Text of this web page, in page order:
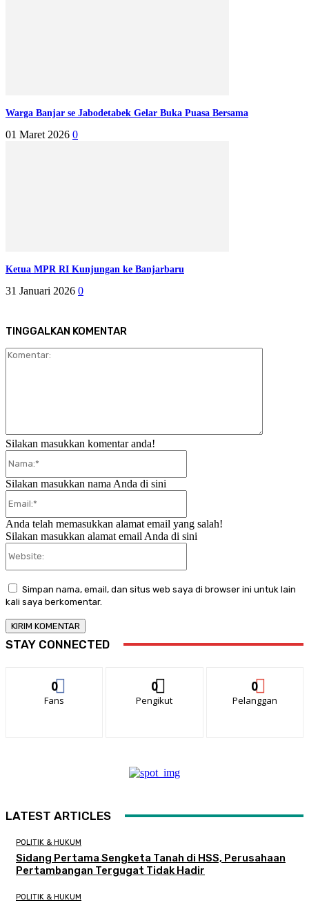
Warga Banjar se Jabodetabek Gelar Buka Puasa Bersama
01 Maret 2026 0
Ketua MPR RI Kunjungan ke Banjarbaru
31 Januari 2026 0
TINGGALKAN KOMENTAR
Silakan masukkan komentar anda!
Silakan masukkan nama Anda di sini
Anda telah memasukkan alamat email yang salah!
Silakan masukkan alamat email Anda di sini
Simpan nama, email, dan situs web saya di browser ini untuk lain
kali saya berkomentar.
STAY CONNECTED
0
Fans
0
Pengikut
0
Pelanggan
LATEST ARTICLES
POLITIK & HUKUM
Sidang Pertama Sengketa Tanah di HSS, Perusahaan
Pertambangan Tergugat Tidak Hadir
POLITIK & HUKUM